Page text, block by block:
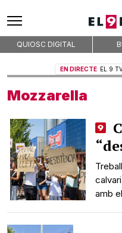
QUIOSC DIGITAL
EN DIRECTE EL 9
Mozzarella
amb